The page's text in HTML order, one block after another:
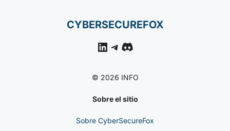
CYBERSECUREFOX
LinkedIn
Telegram
Discord
© 2026 INFO
Sobre el sitio
Sobre CyberSecureFox